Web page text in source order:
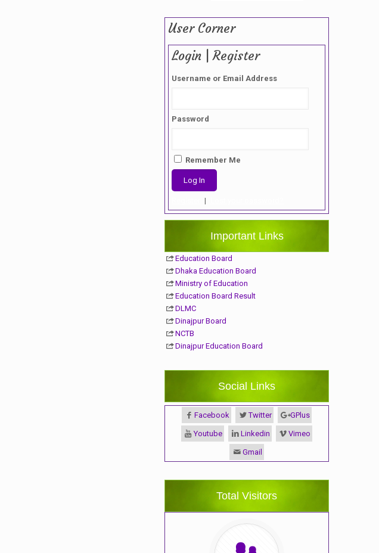
User Corner
Login | Register
Username or Email Address
Password
Remember Me
|
Important Links
Education Board
Dhaka Education Board
Ministry of Education
Education Board Result
DLMC
Dinajpur Board
NCTB
Dinajpur Education Board
Social Links
Facebook Twitter GPlus
Youtube Linkedin Vimeo
Gmail
Total Visitors